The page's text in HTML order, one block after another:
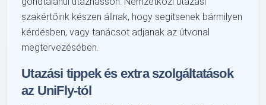
szakértőink készen állnak, hogy segítsenek bármilyen
kérdésben, vagy tanácsot adjanak az útvonal
megtervezésében.
Utazási tippek és extra szolgáltatások
az UniFly-tól